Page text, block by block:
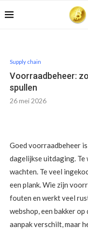
Supply chain
Voorraadbeheer:
spullen
26 mei 2026
Goed voorraadbeheer
dagelijkse uitdaging.
wachten. Te veel
een plank. Wie zijn
fouten en werkt veel
webshop, een bakker
aanpak verschilt, maar